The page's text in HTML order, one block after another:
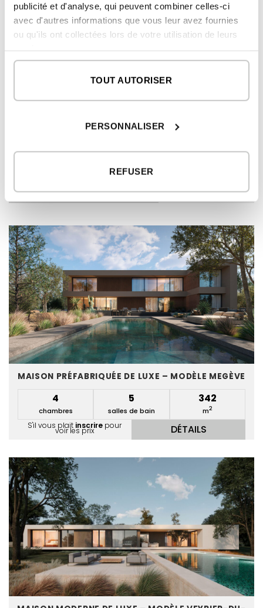
publicité et d'analyse, qui peuvent combiner celles-ci
avec d'autres informations que vous leur avez fournies
ou qu'ils ont collectées lors de votre utilisation de leurs
TOUT AUTORISER
PERSONNALISER
REFUSER
REZ-DE-CHAUSSÉE
logement
241,02 m
porches 2
logement
MODÈLES DE MAISON ASSOCIÉS
MAISON PRÉFABRIQUÉE DE LUXE – MODÈLE MEGÈVE
4
chambres
5
salles de bain
342
m2
S'il vous plait inscrire pour
voir les prix DÉTAILS